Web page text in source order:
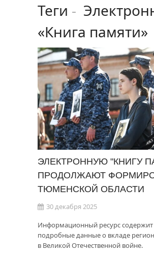
Теги -
«Книга памяти»
ЭЛЕКТРОННУЮ "КНИГУ
ПРОДОЛЖАЮТ
ТЮМЕНСКОЙ ОБЛАСТИ
30 декабря 2025
Информационный ресурс содержит
подробные данные о вкладе
в Великой Отечественной войне.